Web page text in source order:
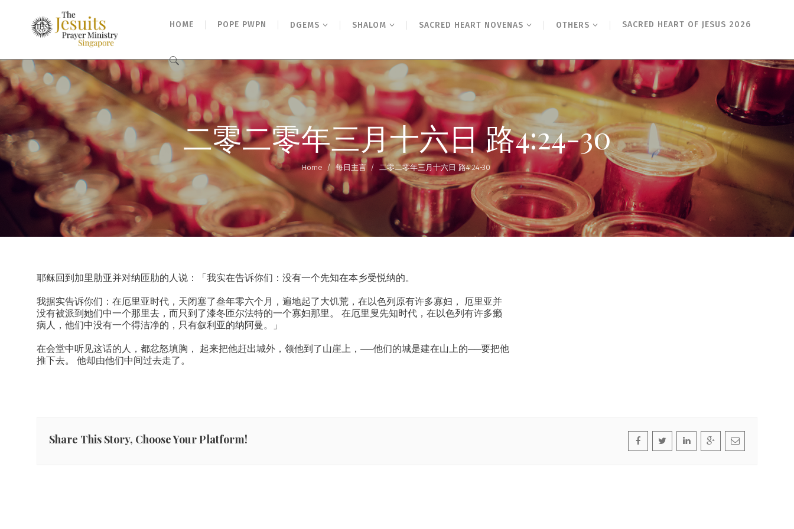
HOME POPE PWPN DGEMS SHALOM SACRED HEART NOVENAS OTHERS SACRED HEART OF JESUS 2026
Search
for:
二零二零年三月十六日 路4:24-30
Home / 每日主言 / 二零二零年三月十六日 路4:24-30
耶稣回到加里肋亚并对纳匝肋的人说：「我实在告诉你们：没有一个先知在本乡受悦纳的。
我据实告诉你们：在厄里亚时代，天闭塞了叁年零六个月，遍地起了大饥荒，在以色列原有许多寡妇， 厄里亚并
没有被派到她们中一个那里去，而只到了漆冬匝尔法特的一个寡妇那里。 在厄里叟先知时代，在以色列有许多癞
病人，他们中没有一个得洁净的，只有叙利亚的纳阿曼。」
在会堂中听见这话的人，都忿怒填胸， 起来把他赶出城外，领他到了山崖上，──他们的城是建在山上的──要把他
推下去。 他却由他们中间过去走了。
Share This Story, Choose Your Platform!